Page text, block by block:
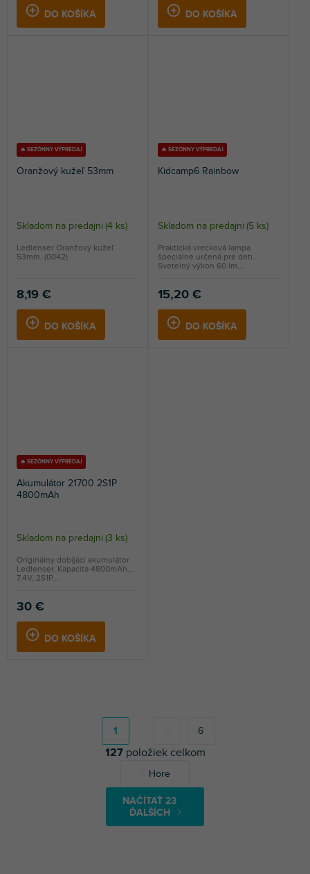
DO KOŠÍKA DO KOŠÍKA
🔥 SEZÓNNY VÝPREDAJ
Oranžový kužeľ 53mm
Skladom na predajni (4 ks)
8,19 €
DO KOŠÍKA
Ledlenser Oranžový kužeľ
53mm. (0042).
🔥 SEZÓNNY VÝPREDAJ
Kidcamp6 Rainbow
Skladom na predajni (5 ks)
15,20 €
DO KOŠÍKA
Praktická vrecková lampa
špeciálne určená pre deti.
Svetelný výkon 60 lm,...
🔥 SEZÓNNY VÝPREDAJ
Akumulátor 21700 2S1P
4800mAh
Skladom na predajni (3 ks)
30 €
DO KOŠÍKA
Originálny dobíjací akumulátor
Ledlenser. Kapacita 4800mAh,
7,4V, 2S1P....
O
l
á
NAČÍTAŤ 23
ĎALŠÍCH
n
o
v
a
n
i
1 6
127položiek celkom
Hore